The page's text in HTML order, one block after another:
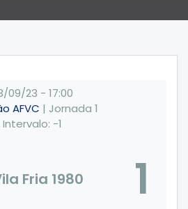
09/23 - 17:00
AFVC | Jornada 1
Intervalo: -1
Fria 1980 1